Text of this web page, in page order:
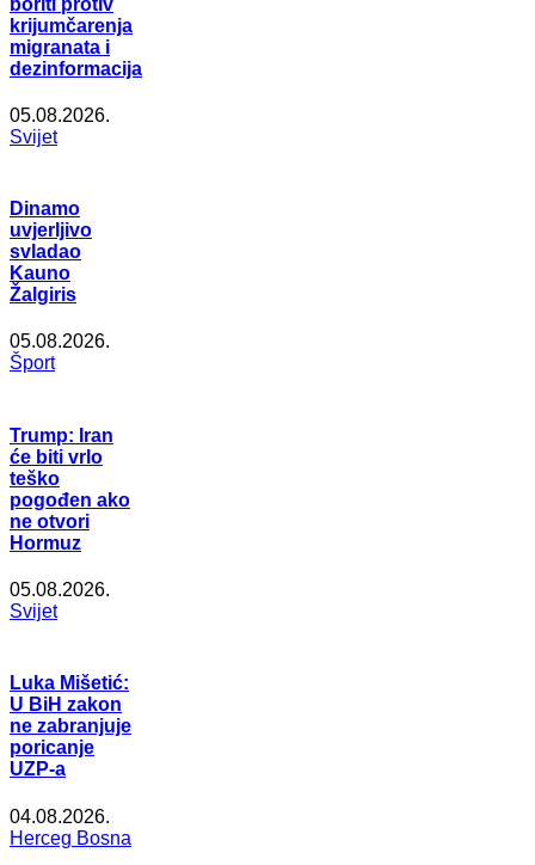
krijumčarenja
migranata i
dezinformacija
05.08.2026.
Svijet
Dinamo
uvjerljivo
svladao
Kauno
Žalgiris
05.08.2026.
Šport
Trump: Iran
će biti vrlo
teško
pogođen ako
ne otvori
Hormuz
05.08.2026.
Svijet
Luka Mišetić:
U BiH zakon
ne zabranjuje
poricanje
UZP-a
04.08.2026.
Herceg Bosna